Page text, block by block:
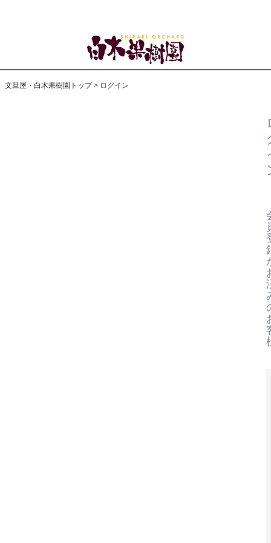
文旦屋・白木果樹園トップ ログイン